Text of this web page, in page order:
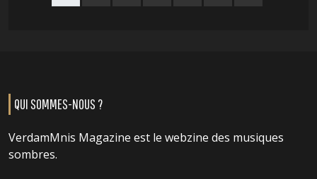
QUI SOMMES-NOUS ?
VerdamMnis Magazine est le webzine des musiques
sombres.